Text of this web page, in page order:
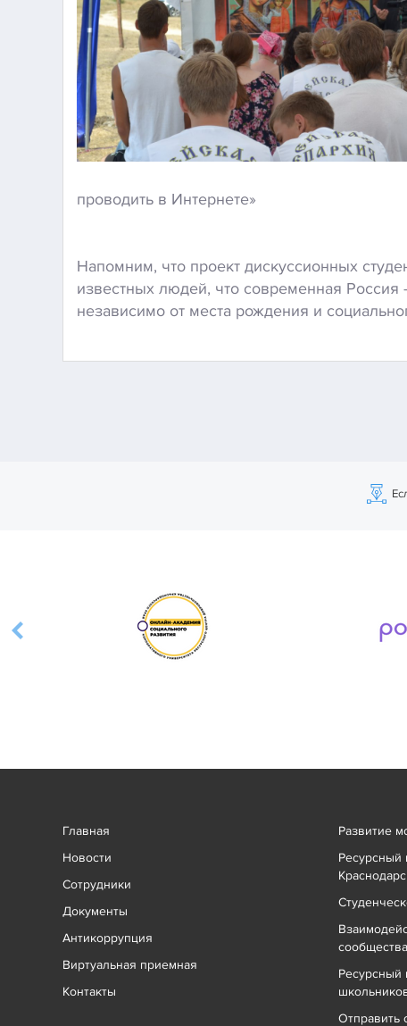
проводить в Интернете»
Напомним, что проект дискуссионных
известных людей, что современная
независимо от места рождения и
Главная
Новости
Сотрудники
Документы
Антикоррупция
Виртуальная приемная
Контакты
Развитие
Ресурсный
Ресурсный
Отправить